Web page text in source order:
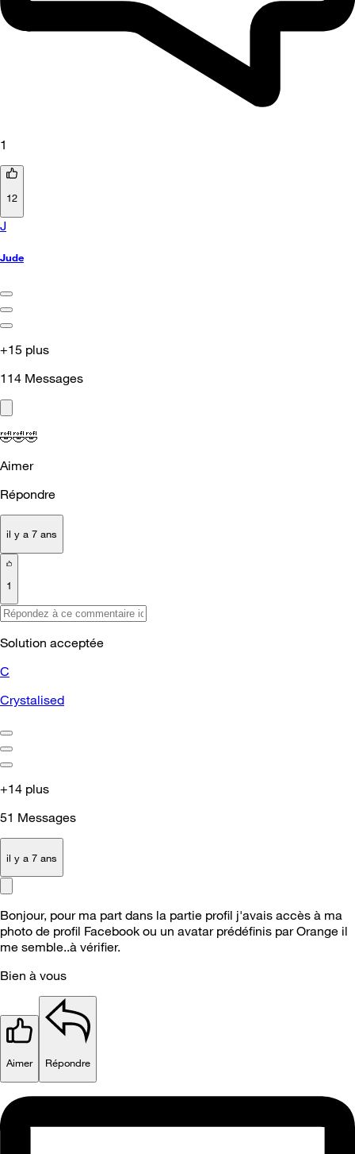
1
12
J
Jude
+15 plus
114 Messages
🤣🤣🤣
Aimer
Répondre
il y a 7 ans
1
Solution acceptée
C
Crystalised
+14 plus
51 Messages
il y a 7 ans
Bonjour, pour ma part dans la partie profil j'avais accès à ma
photo de profil Facebook ou un avatar prédéfinis par Orange il
me semble..à vérifier.
Bien à vous
Aimer Répondre